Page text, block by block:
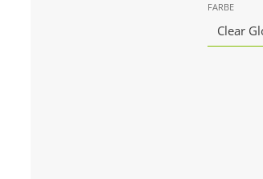
FARBE
Clear